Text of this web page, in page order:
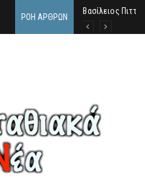
ΡΟΉ ΆΡΘΡΩΝ
Βασίλειος
Σαν σήμερα,
Μανόλης Μελάς: